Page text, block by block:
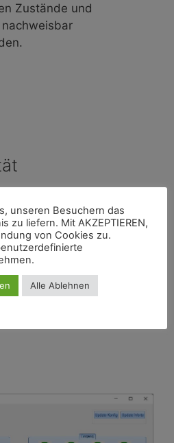
Zustände und
Digital IO). Weitere
nach Projekt möglich.
unseren Besuchern das
zu liefern. Mit AKZEPTIEREN,
von Cookies zu.
Alle Ablehnen